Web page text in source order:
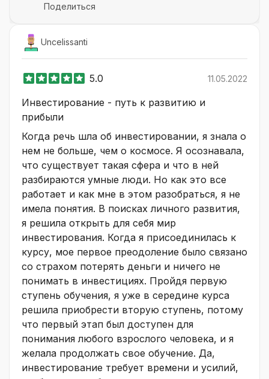
Поделиться
Uncelissanti
5.0 11.05.2022
Инвестирование - путь к развитию и
прибыли
Когда речь шла об инвестировании, я знала о
нем не больше, чем о космосе. Я осознавала,
что существует такая сфера и что в ней
разбираются умные люди. Но как это все
работает и как мне в этом разобраться, я не
имела понятия. В поисках личного развития,
я решила открыть для себя мир
инвестирования. Когда я присоединилась к
курсу, мое первое преодоление было связано
со страхом потерять деньги и ничего не
понимать в инвестициях. Пройдя первую
ступень обучения, я уже в середине курса
решила приобрести вторую ступень, потому
что первый этап был доступен для
понимания любого взрослого человека, и я
желала продолжать свое обучение. Да,
инвестирование требует времени и усилий,